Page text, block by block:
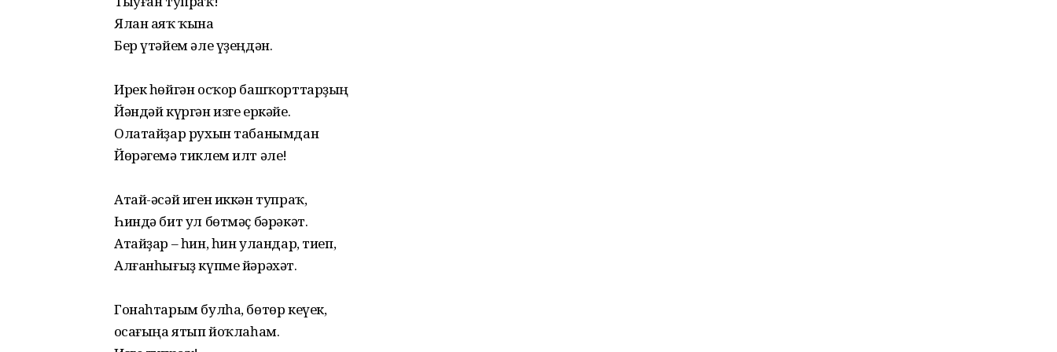
Ялан аяҡ ҡына
Бер үтәйем әле үҙеңдән.
Ирек һөйгән осҡор башҡорттарҙың
Йәндәй күргән изге еркәйе.
Олатайҙар рухын табанымдан
Йөрәгемә тиклем илт әле!
Атай-әсәй иген иккән тупраҡ,
Һиндә бит ул бөтмәҫ бәрәкәт.
Атайҙар – һин, һин уландар, тиеп,
Алғанһығыҙ күпме йәрәхәт.
Гонаһтарым булһа, бөтөр кеүек,
Ҡосағыңа ятып йоҡлаһам.